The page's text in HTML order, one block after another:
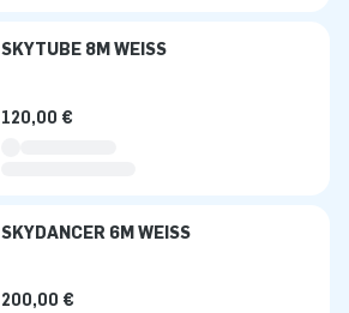
SKYTUBE 8M WEISS
120,00 €
SKYDANCER 6M WEISS
200,00 €